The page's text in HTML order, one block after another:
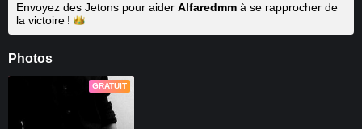
Envoyez des Jetons pour aider Alfaredmm à se rapprocher de
la victoire !
Photos
GRATUIT